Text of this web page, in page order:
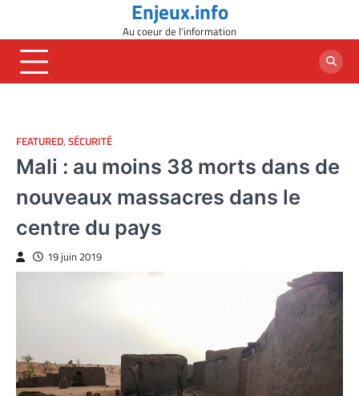
content
Enjeux.info
Au coeur de l'information
FEATURED, SÉCURITÉ
Mali : au moins 38 morts dans de
nouveaux massacres dans le
centre du pays
19 juin 2019